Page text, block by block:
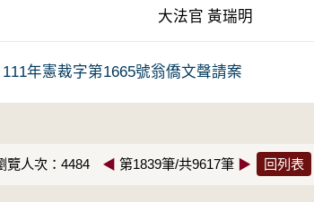
大法官 黃瑞明
111年憲裁字第1665號翁僑文聲請案
覽人次：4484 ◀ 第1839筆/共9617筆 ▶ 回列表